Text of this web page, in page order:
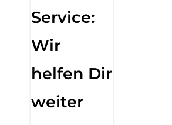
Service:
Wir
helfen Dir
weiter